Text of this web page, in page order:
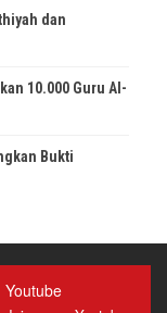
dan
10.000 Guru Al-
Bukti
Youtube